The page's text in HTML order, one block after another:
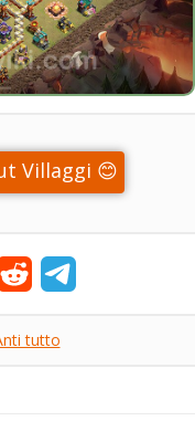
Villaggi 😊
tutto